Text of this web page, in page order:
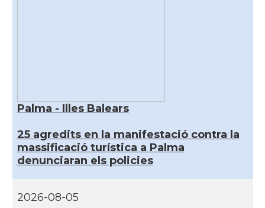
Palma - Illes Balears
25 agredits en la manifestació contra la
massificació turística a Palma
denunciaran els policies
2026-08-05